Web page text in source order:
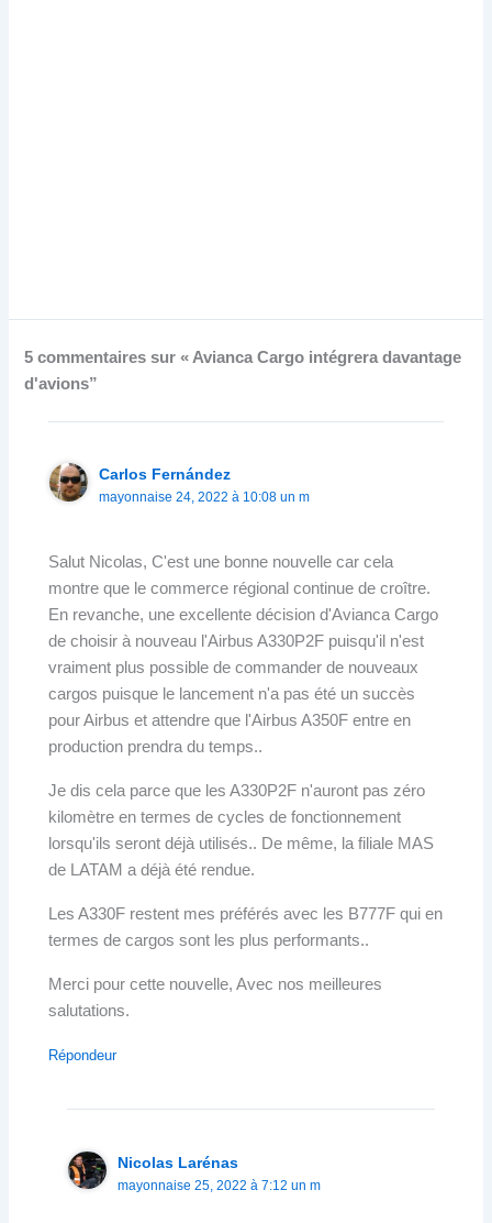
5 commentaires sur « Avianca Cargo intégrera davantage
d'avions”
Carlos Fernández
mayonnaise 24, 2022 à 10:08 un m
Salut Nicolas, C'est une bonne nouvelle car cela
montre que le commerce régional continue de croître.
En revanche, une excellente décision d'Avianca Cargo
de choisir à nouveau l'Airbus A330P2F puisqu'il n'est
vraiment plus possible de commander de nouveaux
cargos puisque le lancement n'a pas été un succès
pour Airbus et attendre que l'Airbus A350F entre en
production prendra du temps..
Je dis cela parce que les A330P2F n'auront pas zéro
kilomètre en termes de cycles de fonctionnement
lorsqu'ils seront déjà utilisés.. De même, la filiale MAS
de LATAM a déjà été rendue.
Les A330F restent mes préférés avec les B777F qui en
termes de cargos sont les plus performants..
Merci pour cette nouvelle, Avec nos meilleures
salutations.
Répondeur
Nicolas Larénas
mayonnaise 25, 2022 à 7:12 un m